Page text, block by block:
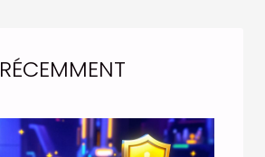
RÉCEMMENT